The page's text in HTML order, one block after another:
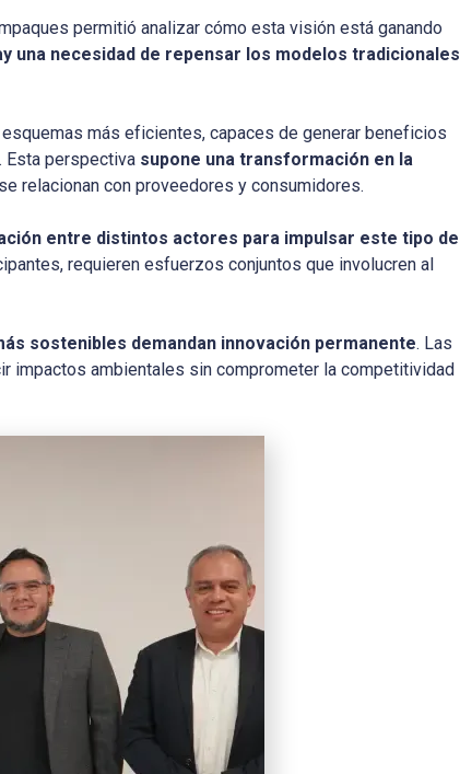
permitió analizar cómo esta visión está ganando
una necesidad de repensar los modelos tradicionales
más eficientes, capaces de generar beneficios
Esta perspectiva supone una transformación en la
relacionan con proveedores y consumidores.
entre distintos actores para impulsar este tipo de
requieren esfuerzos conjuntos que involucren al
sostenibles demandan innovación permanente. Las
impactos ambientales sin comprometer la competitividad